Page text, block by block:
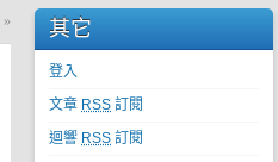
» 其它
登入
文章 RSS 訂閱
迴響 RSS 訂閱